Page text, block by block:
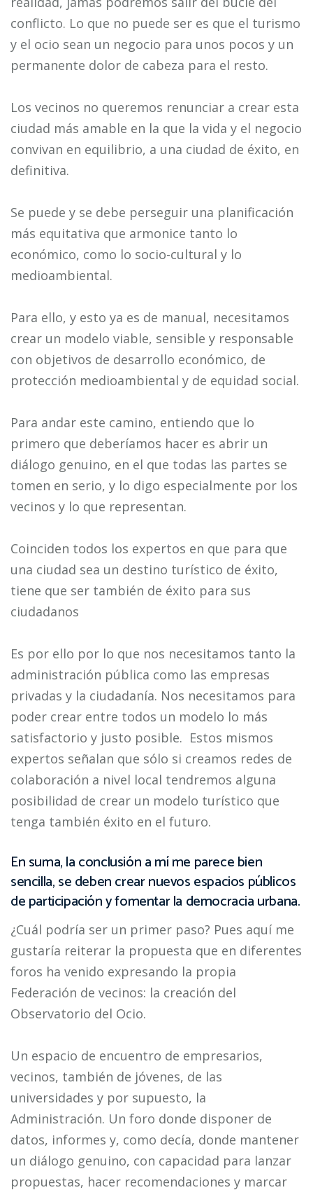
conflicto. Lo que no puede ser es que el turismo
y el ocio sean un negocio para unos pocos y un
permanente dolor de cabeza para el resto.
Los vecinos no queremos renunciar a crear esta
ciudad más amable en la que la vida y el negocio
convivan en equilibrio, a una ciudad de éxito, en
definitiva.
Se puede y se debe perseguir una planificación
más equitativa que armonice tanto lo
económico, como lo socio-cultural y lo
medioambiental.
Para ello, y esto ya es de manual, necesitamos
crear un modelo viable, sensible y responsable
con objetivos de desarrollo económico, de
protección medioambiental y de equidad social.
Para andar este camino, entiendo que lo
primero que deberíamos hacer es abrir un
diálogo genuino, en el que todas las partes se
tomen en serio, y lo digo especialmente por los
vecinos y lo que representan.
Coinciden todos los expertos en que para que
una ciudad sea un destino turístico de éxito,
tiene que ser también de éxito para sus
ciudadanos
Es por ello por lo que nos necesitamos tanto la
administración pública como las empresas
privadas y la ciudadanía. Nos necesitamos para
poder crear entre todos un modelo lo más
satisfactorio y justo posible. Estos mismos
expertos señalan que sólo si creamos redes de
colaboración a nivel local tendremos alguna
posibilidad de crear un modelo turístico que
tenga también éxito en el futuro.
En suma, la conclusión a mí me parece bien
sencilla, se deben crear nuevos espacios públicos
de participación y fomentar la democracia urbana.
¿Cuál podría ser un primer paso? Pues aquí me
gustaría reiterar la propuesta que en diferentes
foros ha venido expresando la propia
Federación de vecinos: la creación del
Observatorio del Ocio.
Un espacio de encuentro de empresarios,
vecinos, también de jóvenes, de las
universidades y por supuesto, la
Administración. Un foro donde disponer de
datos, informes y, como decía, donde mantener
un diálogo genuino, con capacidad para lanzar
propuestas, hacer recomendaciones y marcar